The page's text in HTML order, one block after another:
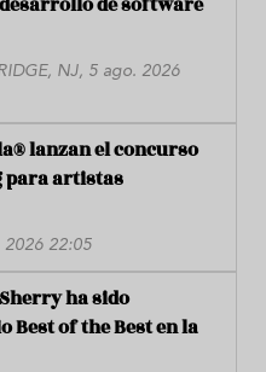
NJ, 5 ago. 2026
lanzan el concurso
para artistas
2026 22:05
ha sido
Best of the Best en la